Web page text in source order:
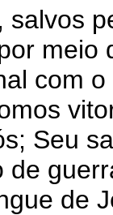
salvos
meio
com
Seu
de
de